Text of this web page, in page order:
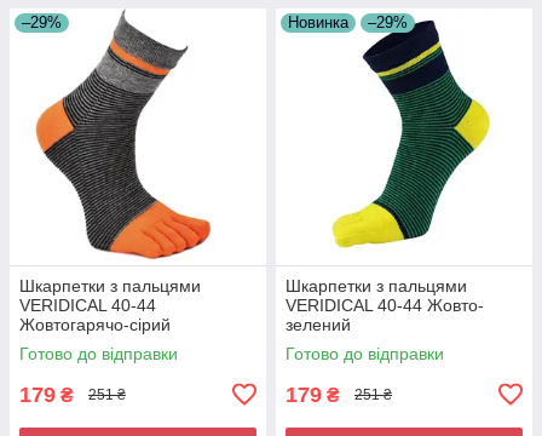
–29%
Шкарпетки з пальцями
VERIDICAL 40-44
Жовтогарячо-сірий
Готово до відправки
179 ₴ 251 ₴
Новинка –29%
Шкарпетки з пальцями
VERIDICAL 40-44 Жовто-
зелений
Готово до відправки
179 ₴ 251 ₴